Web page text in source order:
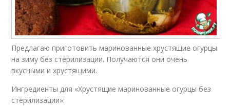
Предлагаю приготовить маринованные хрустящие огурцы
на зиму без стерилизации. Получаются они очень
вкусными и хрустящими.
Ингредиенты для «Хрустящие маринованные огурцы без
стерилизации»: